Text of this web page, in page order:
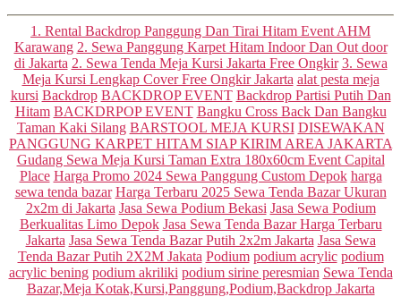
Categories
1. Rental Backdrop Panggung Dan Tirai Hitam Event AHM
Karawang 2. Sewa Panggung Karpet Hitam Indoor Dan Out door
di Jakarta 2. Sewa Tenda Meja Kursi Jakarta Free Ongkir 3. Sewa
Meja Kursi Lengkap Cover Free Ongkir Jakarta alat pesta meja
kursi Backdrop BACKDROP EVENT Backdrop Partisi Putih Dan
Hitam BACKDRPOP EVENT Bangku Cross Back Dan Bangku
Taman Kaki Silang BARSTOOL MEJA KURSI DISEWAKAN
PANGGUNG KARPET HITAM SIAP KIRIM AREA JAKARTA
Gudang Sewa Meja Kursi Taman Extra 180x60cm Event Capital
Place Harga Promo 2024 Sewa Panggung Custom Depok harga
sewa tenda bazar Harga Terbaru 2025 Sewa Tenda Bazar Ukuran
2x2m di Jakarta Jasa Sewa Podium Bekasi Jasa Sewa Podium
Berkualitas Limo Depok Jasa Sewa Tenda Bazar Harga Terbaru
Jakarta Jasa Sewa Tenda Bazar Putih 2x2m Jakarta Jasa Sewa
Tenda Bazar Putih 2X2M Jakata Podium podium acrylic podium
acrylic bening podium akriliki podium sirine peresmian Sewa Tenda
Bazar,Meja Kotak,Kursi,Panggung,Podium,Backdrop Jakarta